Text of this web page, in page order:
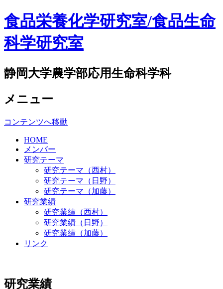
食品栄養化学研究室/食品生命
科学研究室
静岡大学農学部応用生命科学科
メニュー
コンテンツへ移動
HOME
メンバー
研究テーマ
研究テーマ（西村）
研究テーマ（日野）
研究テーマ（加藤）
研究業績
研究業績（西村）
研究業績（日野）
研究業績（加藤）
リンク
研究業績